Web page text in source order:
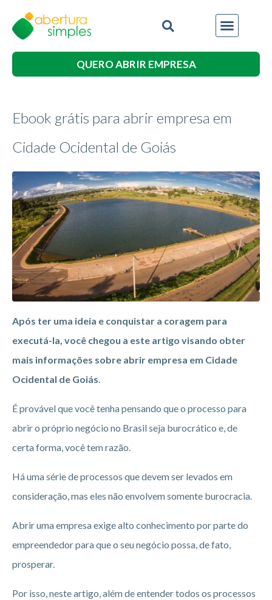
QUERO ABRIR EMPRESA
Ebook grátis para abrir empresa em
Cidade Ocidental de Goiás
Após ter uma ideia e conquistar a coragem para
executá-la, você chegou a este artigo visando obter
mais informações sobre abrir empresa em Cidade
Ocidental de Goiás.
É provável que você tenha pensando que o processo para
abrir o próprio negócio no Brasil seja burocrático e, de
certa forma, você tem razão.
Há uma série de processos que devem ser levados em
consideração, mas eles não envolvem somente burocracia.
Abrir uma empresa exige alto conhecimento por parte do
empreendedor para que o seu negócio possa, de fato,
prosperar.
Por isso, neste artigo, além de entender todos os processos